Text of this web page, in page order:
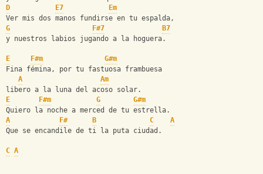
D
E7
Em
Ver mis dos manos fundirse en tu espalda,
G
F#7
B7
y nuestros labios jugando a la hoguera.
E F#m
G#m
Fina fémina, por tu fastuosa frambuesa
A
Am
libero a la luna del acoso solar.
E
F#m G
G#m
Quiero la noche a merced de tu estrella.
A
F# B C
A
Que se encandile de ti la puta ciudad.
C A